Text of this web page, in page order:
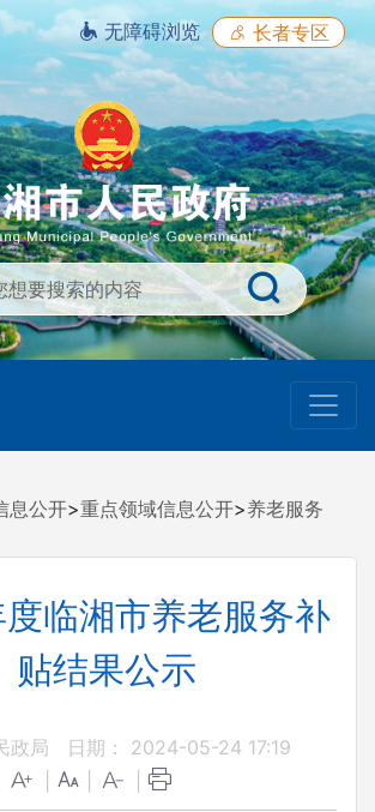
无障碍浏览 长者专区
息公开>重点领域信息公开>养老服务
临湘市养老服务补
贴结果公示
政局
日期： 2024-05-24 17:19